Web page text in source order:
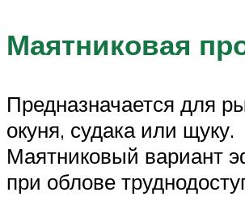
Маятниковая
Предназначается для
окуня, судака или щуку.
Маятниковый вариант
при облове